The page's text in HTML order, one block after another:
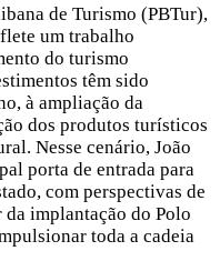
de Turismo (PBTur),
um trabalho
do turismo
têm sido
à ampliação da
dos produtos turísticos
Nesse cenário, João
porta de entrada para
com perspectivas de
implantação do Polo
toda a cadeia